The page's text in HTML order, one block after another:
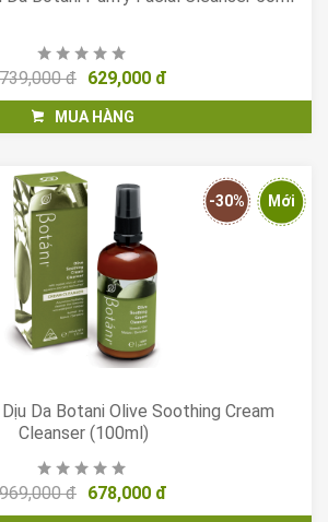
739,000 đ 629,000 đ
MUA HÀNG
Da Botani Olive Soothing Cream
Cleanser (100ml)
969,000 đ 678,000 đ
-30% Mới